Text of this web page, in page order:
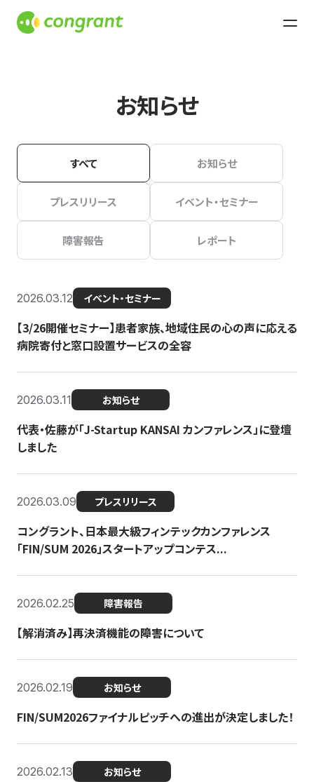
お知らせ
すべて お知らせ
プレスリリース イベント・セミナー
障害報告 レポート
2026.03.12 イベント・セミナー
【3/26開催セミナー】患者家族、地域住民の心の声に応える
病院寄付と窓口設置サービスの全容
2026.03.11 お知らせ
代表・佐藤が「J-Startup KANSAI カンファレンス」に登壇
しました
2026.03.09 プレスリリース
コングラント、日本最大級フィンテックカンファレンス
「FIN/SUM 2026」スタートアップコンテス...
2026.02.25 障害報告
【解消済み】再決済機能の障害について
2026.02.19 お知らせ
FIN/SUM2026ファイナルピッチへの進出が決定しました！
2026.02.13 お知らせ